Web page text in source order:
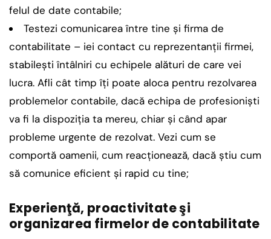
felul de date contabile;
Testezi comunicarea între tine şi firma de
contabilitate – iei contact cu reprezentanţii firmei,
stabileşti întâlniri cu echipele alături de care vei
lucra. Afli cât timp îţi poate aloca pentru rezolvarea
problemelor contabile, dacă echipa de profesionişti
va fi la dispoziţia ta mereu, chiar şi când apar
probleme urgente de rezolvat. Vezi cum se
comportă oamenii, cum reacţionează, dacă ştiu cum
să comunice eficient şi rapid cu tine;
Experienţă, proactivitate şi
organizarea firmelor de contabilitate